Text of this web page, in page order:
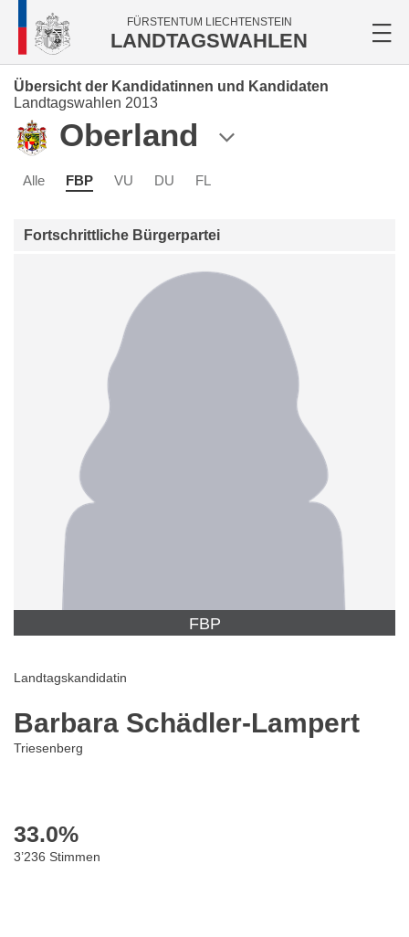
FÜRSTENTUM LIECHTENSTEIN
LANDTAGSWAHLEN
Übersicht der Kandidatinnen und Kandidaten
Landtagswahlen 2013
Oberland
Alle FBP VU DU FL
Fortschrittliche Bürgerpartei
FBP
Landtagskandidatin
Barbara Schädler-Lampert
Triesenberg
33.0%
3’236 Stimmen